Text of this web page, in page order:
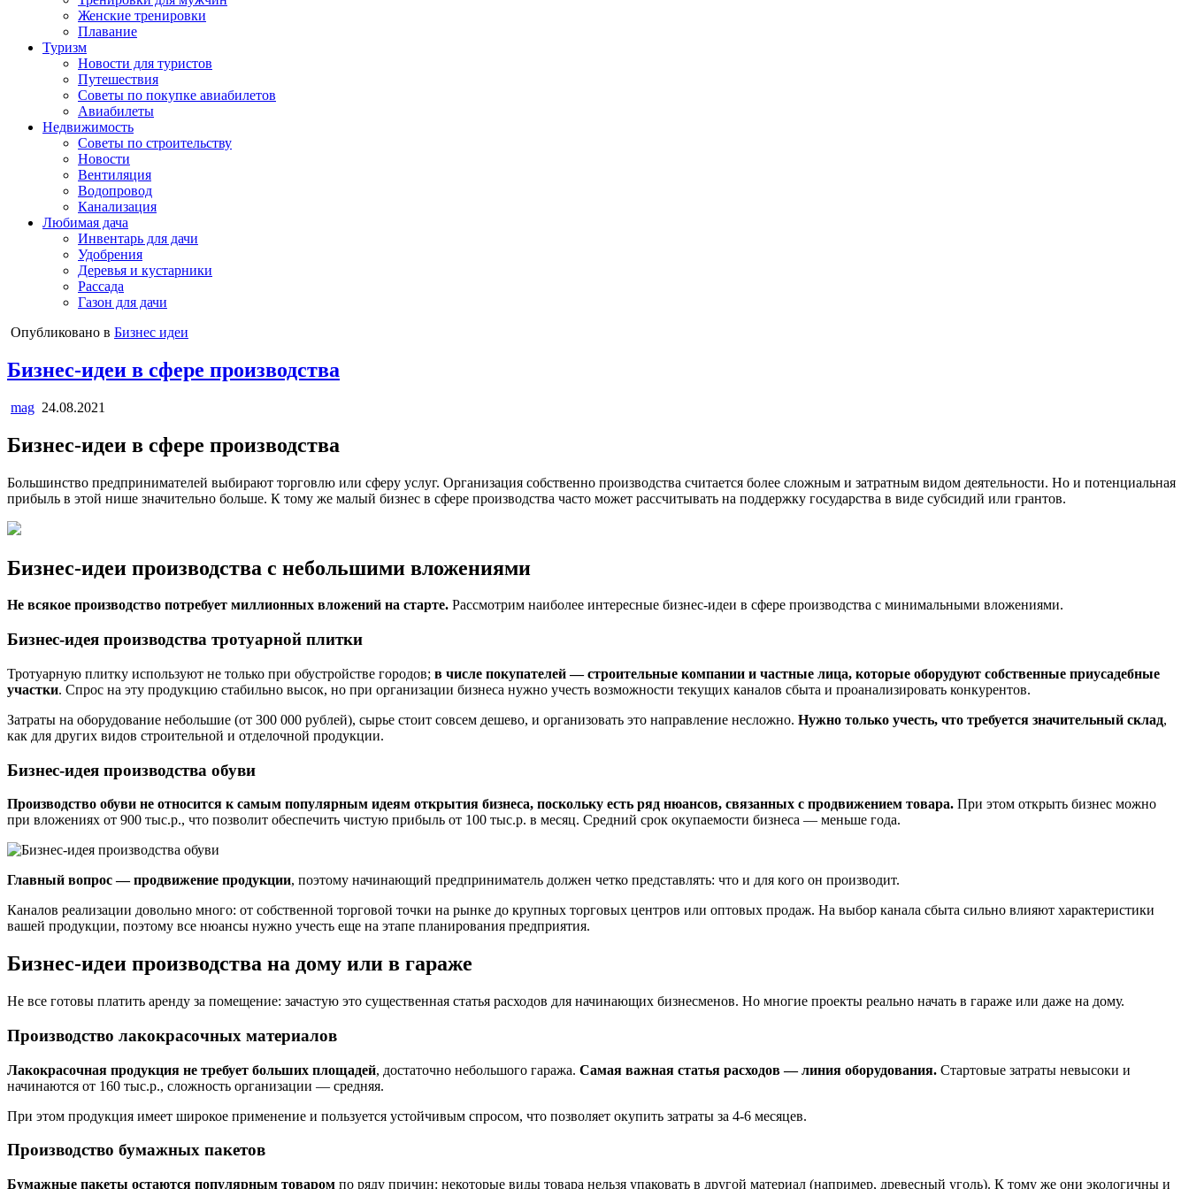
Женские тренировки
Плавание
Туризм
Новости для туристов
Путешествия
Советы по покупке авиабилетов
Авиабилеты
Недвижимость
Советы по строительству
Новости
Вентиляция
Водопровод
Канализация
Любимая дача
Инвентарь для дачи
Удобрения
Деревья и кустарники
Рассада
Газон для дачи
Опубликовано в Бизнес идеи
Бизнес-идеи в сфере производства
mag 24.08.2021
Бизнес-идеи в сфере производства
Большинство предпринимателей выбирают торговлю или сферу услуг. Организация собственно производства считается более сложным и затратным видом деятельности. Но и потенциальная
прибыль в этой нише значительно больше. К тому же малый бизнес в сфере производства часто может рассчитывать на поддержку государства в виде субсидий или грантов.
Бизнес-идеи производства с небольшими вложениями
Не всякое производство потребует миллионных вложений на старте. Рассмотрим наиболее интересные бизнес-идеи в сфере производства с минимальными вложениями.
Бизнес-идея производства тротуарной плитки
Тротуарную плитку используют не только при обустройстве городов; в числе покупателей — строительные компании и частные лица, которые оборудуют собственные приусадебные
участки. Спрос на эту продукцию стабильно высок, но при организации бизнеса нужно учесть возможности текущих каналов сбыта и проанализировать конкурентов.
Затраты на оборудование небольшие (от 300 000 рублей), сырье стоит совсем дешево, и организовать это направление несложно. Нужно только учесть, что требуется значительный склад,
как для других видов строительной и отделочной продукции.
Бизнес-идея производства обуви
Производство обуви не относится к самым популярным идеям открытия бизнеса, поскольку есть ряд нюансов, связанных с продвижением товара. При этом открыть бизнес можно
при вложениях от 900 тыс.р., что позволит обеспечить чистую прибыль от 100 тыс.р. в месяц. Средний срок окупаемости бизнеса — меньше года.
Главный вопрос — продвижение продукции, поэтому начинающий предприниматель должен четко представлять: что и для кого он производит.
Каналов реализации довольно много: от собственной торговой точки на рынке до крупных торговых центров или оптовых продаж. На выбор канала сбыта сильно влияют характеристики
вашей продукции, поэтому все нюансы нужно учесть еще на этапе планирования предприятия.
Бизнес-идеи производства на дому или в гараже
Не все готовы платить аренду за помещение: зачастую это существенная статья расходов для начинающих бизнесменов. Но многие проекты реально начать в гараже или даже на дому.
Производство лакокрасочных материалов
Лакокрасочная продукция не требует больших площадей, достаточно небольшого гаража. Самая важная статья расходов — линия оборудования. Стартовые затраты невысоки и
начинаются от 160 тыс.р., сложность организации — средняя.
При этом продукция имеет широкое применение и пользуется устойчивым спросом, что позволяет окупить затраты за 4-6 месяцев.
Производство бумажных пакетов
Бумажные пакеты остаются популярным товаром по ряду причин: некоторые виды товара нельзя упаковать в другой материал (например, древесный уголь). К тому же они экологичны и